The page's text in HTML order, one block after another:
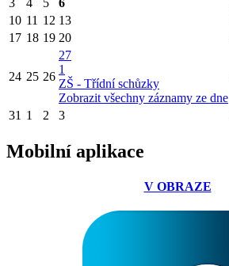
3
4 5 6
10 11 12 13
17 18 19 20
24 25 26
27
1
ZŠ - Třídní schůzky
Zobrazit všechny záznamy ze dne
31 1 2 3
Mobilní aplikace
V OBRAZE